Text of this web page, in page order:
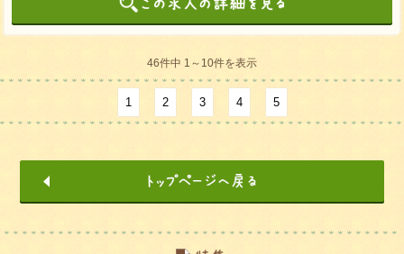
46件中 1～10件を表示
1 2 3 4 5